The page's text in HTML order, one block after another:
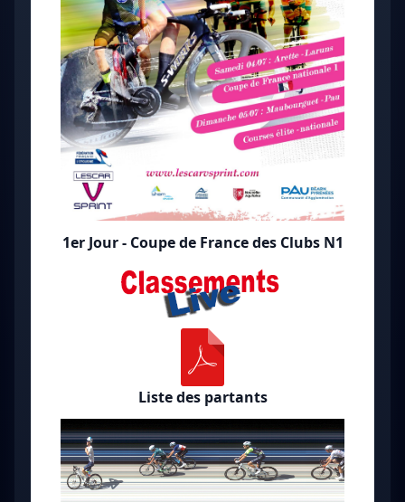
1er Jour - Coupe de France des Clubs N1
Liste des partants